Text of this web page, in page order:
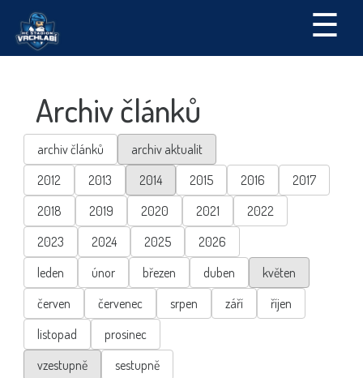
☰
Archiv článků
archiv článků
archiv aktualit
2012
2013 2014 2015 2016
2017
2018
2019 2020 2021
2022
2023
2024 2025
2026
leden
únor březen duben
květen
červen
červenec srpen září
říjen
listopad
prosinec
vzestupně
sestupně